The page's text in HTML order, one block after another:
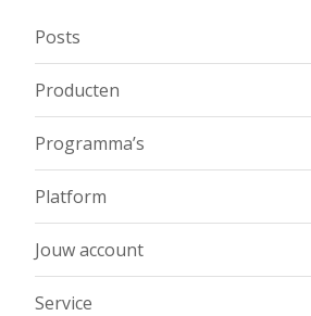
Posts
Producten
Programma’s
Platform
Jouw account
Service